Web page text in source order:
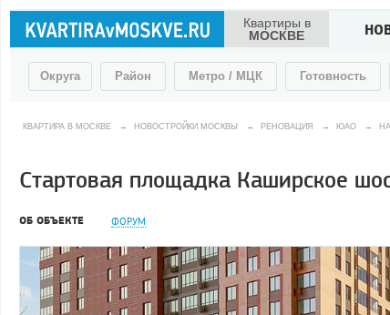
Квартиры в
МОСКВЕ
Округа Район Метро / МЦК Готовность
КВАРТИРА В МОСКВЕ → НОВОСТРОЙКИ МОСКВЫ → РЕНОВАЦИЯ → ЮАО →
Стартовая площадка Каширское
ОБ ОБЪЕКТЕ ФОРУМ